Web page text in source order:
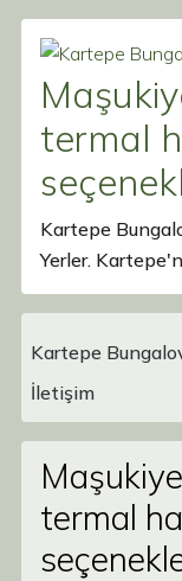
termal
Kartepe
Yerler.
Main
Kartepe
İletişim
termal